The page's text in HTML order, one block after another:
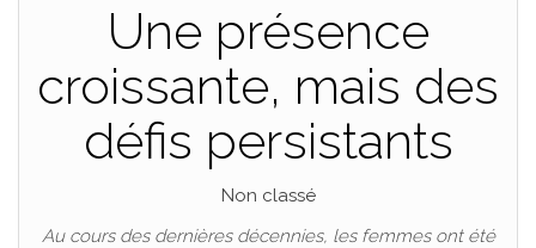
Une présence
croissante, mais des
défis persistants
Non classé
Au cours des dernières décennies, les femmes ont été